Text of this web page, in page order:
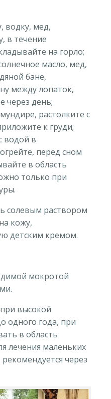
водку, мед,
в течение
на горло;
масло, мед,
бане,
между лопаток,
через день;
растолките с
к груди;
водой в
перед сном
в область
только при
солевым раствором
кожу,
детским кремом.
мокротой
высокой
одного года, при
в область
лечения маленьких
через